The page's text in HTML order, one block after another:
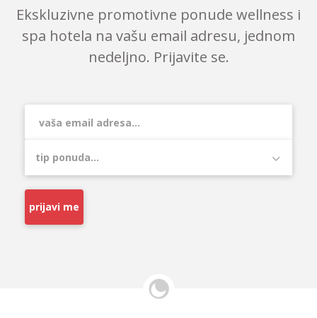
Ekskluzivne promotivne ponude wellness i
spa hotela na vašu email adresu, jednom
nedeljno. Prijavite se.
prijavi me